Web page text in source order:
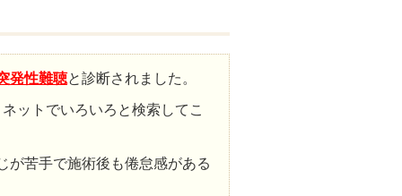
発性難聴と診断されました。
ットでいろいろと検索してこ
が苦手で施術後も倦怠感がある